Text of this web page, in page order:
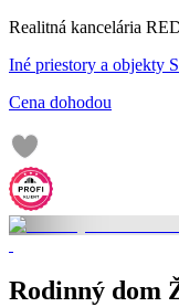
Realitná kancelária
Iné priestory a objekty
Cena dohodou
Rodinný dom